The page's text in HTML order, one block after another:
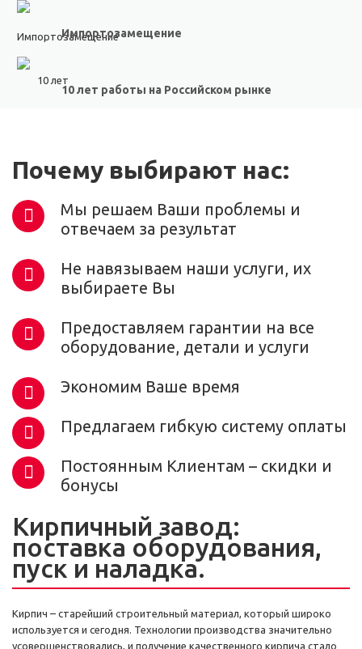
Импортозамещение
10 лет работы на Российском рынке
Почему выбирают нас:
Мы решаем Ваши проблемы и
отвечаем за результат
Не навязываем наши услуги, их
выбираете Вы
Предоставляем гарантии на все
оборудование, детали и услуги
Экономим Ваше время
Предлагаем гибкую систему оплаты
Постоянным Клиентам – скидки и
бонусы
Кирпичный завод:
поставка оборудования,
пуск и наладка.
Кирпич – старейший строительный материал, который широко
используется и сегодня. Технологии производства значительно
усовершенствовались, и получение качественного кирпича стало